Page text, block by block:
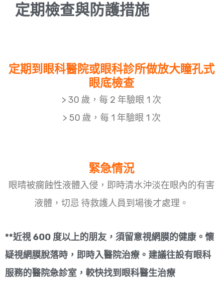
定期檢查與防護措施
定期到眼科醫院或眼科診所做放大瞳孔式
眼底檢查
> 30 歲，每 2 年驗眼 1 次
> 50 歲，每 1 年驗眼 1 次
緊急情況
眼晴被瘸蝕性液體入侵，即時清水沖淡在眼內的有害
液體，切忌 待救護人員到場後才處理。
**近視 600 度以上的朋友，須留意視網膜的健康。懷
疑視網膜脫落時，即時入醫院治療。建議往設有眼科
服務的醫院急診室，較快找到眼科醫生治療